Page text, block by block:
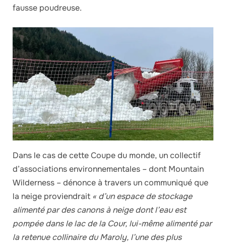
fausse poudreuse.
Dans le cas de cette Coupe du monde, un collectif
d’associations environnementales – dont Mountain
Wilderness – dénonce à travers un communiqué que
la neige proviendrait « d’un espace de stockage
alimenté par des canons à neige dont l’eau est
pompée dans le lac de la Cour, lui-même alimenté par
la retenue collinaire du Maroly, l’une des plus